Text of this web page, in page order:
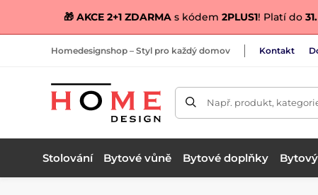
🎁 AKCE 2+1 ZDARMAs kódem 2PLUS1! Platí do
Homedesignshop – Styl pro každý domov Kontakt
Např. produkt,
Stolování Bytové vůně Bytové doplňky